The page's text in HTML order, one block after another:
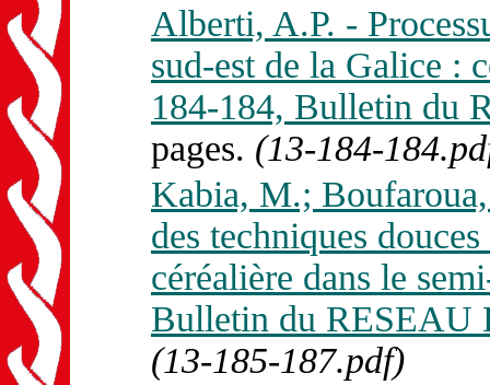
Alberti, A.P. -
sud-est de la Galice :
184-184, Bulletin du
pages. (13-184-
Kabia, M.;
des techniques
céréalière dans le
Bulletin du RESEAU
(13-185-187.pdf)